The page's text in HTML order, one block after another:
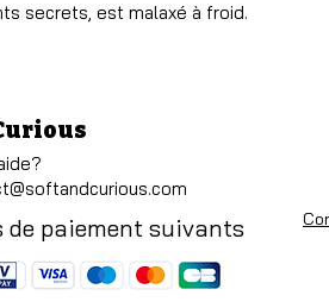
secrets, est malaxé à froid.
de paiement suivants